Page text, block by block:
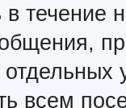
течение
всем